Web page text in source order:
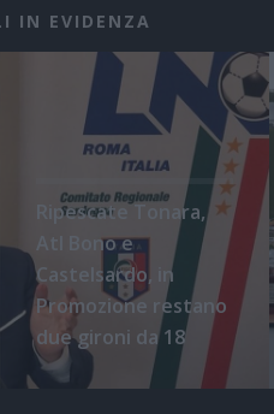
IN EVIDENZA
Ripescate Tonara,
Atl Bono e
Castelsardo, in
Promozione restano
due gironi da 18